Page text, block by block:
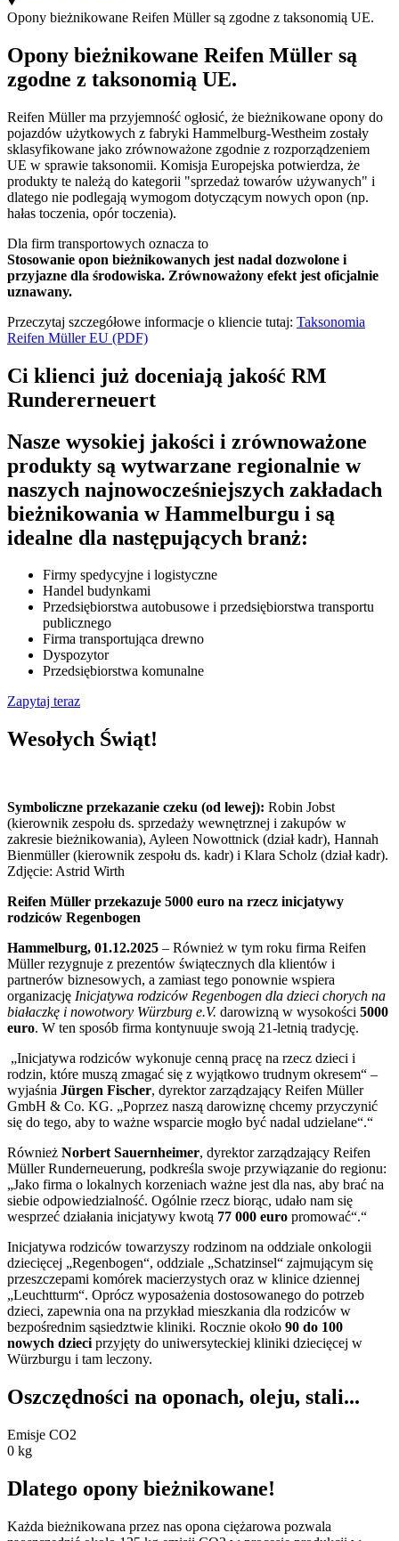
Opony bieżnikowane Reifen Müller są zgodne z taksonomią UE.
Opony bieżnikowane Reifen Müller są
zgodne z taksonomią UE.
Reifen Müller ma przyjemność ogłosić, że bieżnikowane opony do
pojazdów użytkowych z fabryki Hammelburg-Westheim zostały
sklasyfikowane jako zrównoważone zgodnie z rozporządzeniem
UE w sprawie taksonomii. Komisja Europejska potwierdza, że
produkty te należą do kategorii "sprzedaż towarów używanych" i
dlatego nie podlegają wymogom dotyczącym nowych opon (np.
hałas toczenia, opór toczenia).
Dla firm transportowych oznacza to
Stosowanie opon bieżnikowanych jest nadal dozwolone i
przyjazne dla środowiska. Zrównoważony efekt jest oficjalnie
uznawany.
Przeczytaj szczegółowe informacje o kliencie tutaj: Taksonomia
Reifen Müller EU (PDF)
Ci klienci już doceniają jakość RM
Rundererneuert
Nasze wysokiej jakości i zrównoważone
produkty są wytwarzane regionalnie w
naszych najnowocześniejszych zakładach
bieżnikowania w Hammelburgu i są
idealne dla następujących branż:
Firmy spedycyjne i logistyczne
Handel budynkami
Przedsiębiorstwa autobusowe i przedsiębiorstwa transportu
publicznego
Firma transportująca drewno
Dyspozytor
Przedsiębiorstwa komunalne
Zapytaj teraz
Wesołych Świąt!
Symboliczne przekazanie czeku (od lewej): Robin Jobst
(kierownik zespołu ds. sprzedaży wewnętrznej i zakupów w
zakresie bieżnikowania), Ayleen Nowottnick (dział kadr), Hannah
Bienmüller (kierownik zespołu ds. kadr) i Klara Scholz (dział kadr).
Zdjęcie: Astrid Wirth
Reifen Müller przekazuje 5000 euro na rzecz inicjatywy
rodziców Regenbogen
Hammelburg, 01.12.2025 – Również w tym roku firma Reifen
Müller rezygnuje z prezentów świątecznych dla klientów i
partnerów biznesowych, a zamiast tego ponownie wspiera
organizację Inicjatywa rodziców Regenbogen dla dzieci chorych na
białaczkę i nowotwory Würzburg e.V. darowizną w wysokości 5000
euro. W ten sposób firma kontynuuje swoją 21-letnią tradycję.
„Inicjatywa rodziców wykonuje cenną pracę na rzecz dzieci i
rodzin, które muszą zmagać się z wyjątkowo trudnym okresem“ –
wyjaśnia Jürgen Fischer, dyrektor zarządzający Reifen Müller
GmbH & Co. KG. „Poprzez naszą darowiznę chcemy przyczynić
się do tego, aby to ważne wsparcie mogło być nadal udzielane“.“
Również Norbert Sauernheimer, dyrektor zarządzający Reifen
Müller Runderneuerung, podkreśla swoje przywiązanie do regionu:
„Jako firma o lokalnych korzeniach ważne jest dla nas, aby brać na
siebie odpowiedzialność. Ogólnie rzecz biorąc, udało nam się
wesprzeć działania inicjatywy kwotą 77 000 euro promować“.“
Inicjatywa rodziców towarzyszy rodzinom na oddziale onkologii
dziecięcej „Regenbogen“, oddziale „Schatzinsel“ zajmującym się
przeszczepami komórek macierzystych oraz w klinice dziennej
„Leuchtturm“. Oprócz wyposażenia dostosowanego do potrzeb
dzieci, zapewnia ona na przykład mieszkania dla rodziców w
bezpośrednim sąsiedztwie kliniki. Rocznie około 90 do 100
nowych dzieci przyjęty do uniwersyteckiej kliniki dziecięcej w
Würzburgu i tam leczony.
Oszczędności na oponach, oleju, stali...
Emisje CO2
0 kg
Dlatego opony bieżnikowane!
Każda bieżnikowana przez nas opona ciężarowa pozwala